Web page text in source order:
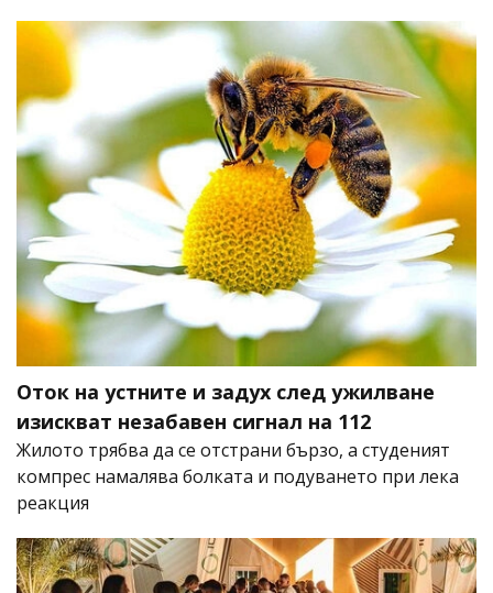
Оток на устните и задух след ужилване
изискват незабавен сигнал на 112
Жилото трябва да се отстрани бързо, а студеният
компрес намалява болката и подуването при лека
реакция